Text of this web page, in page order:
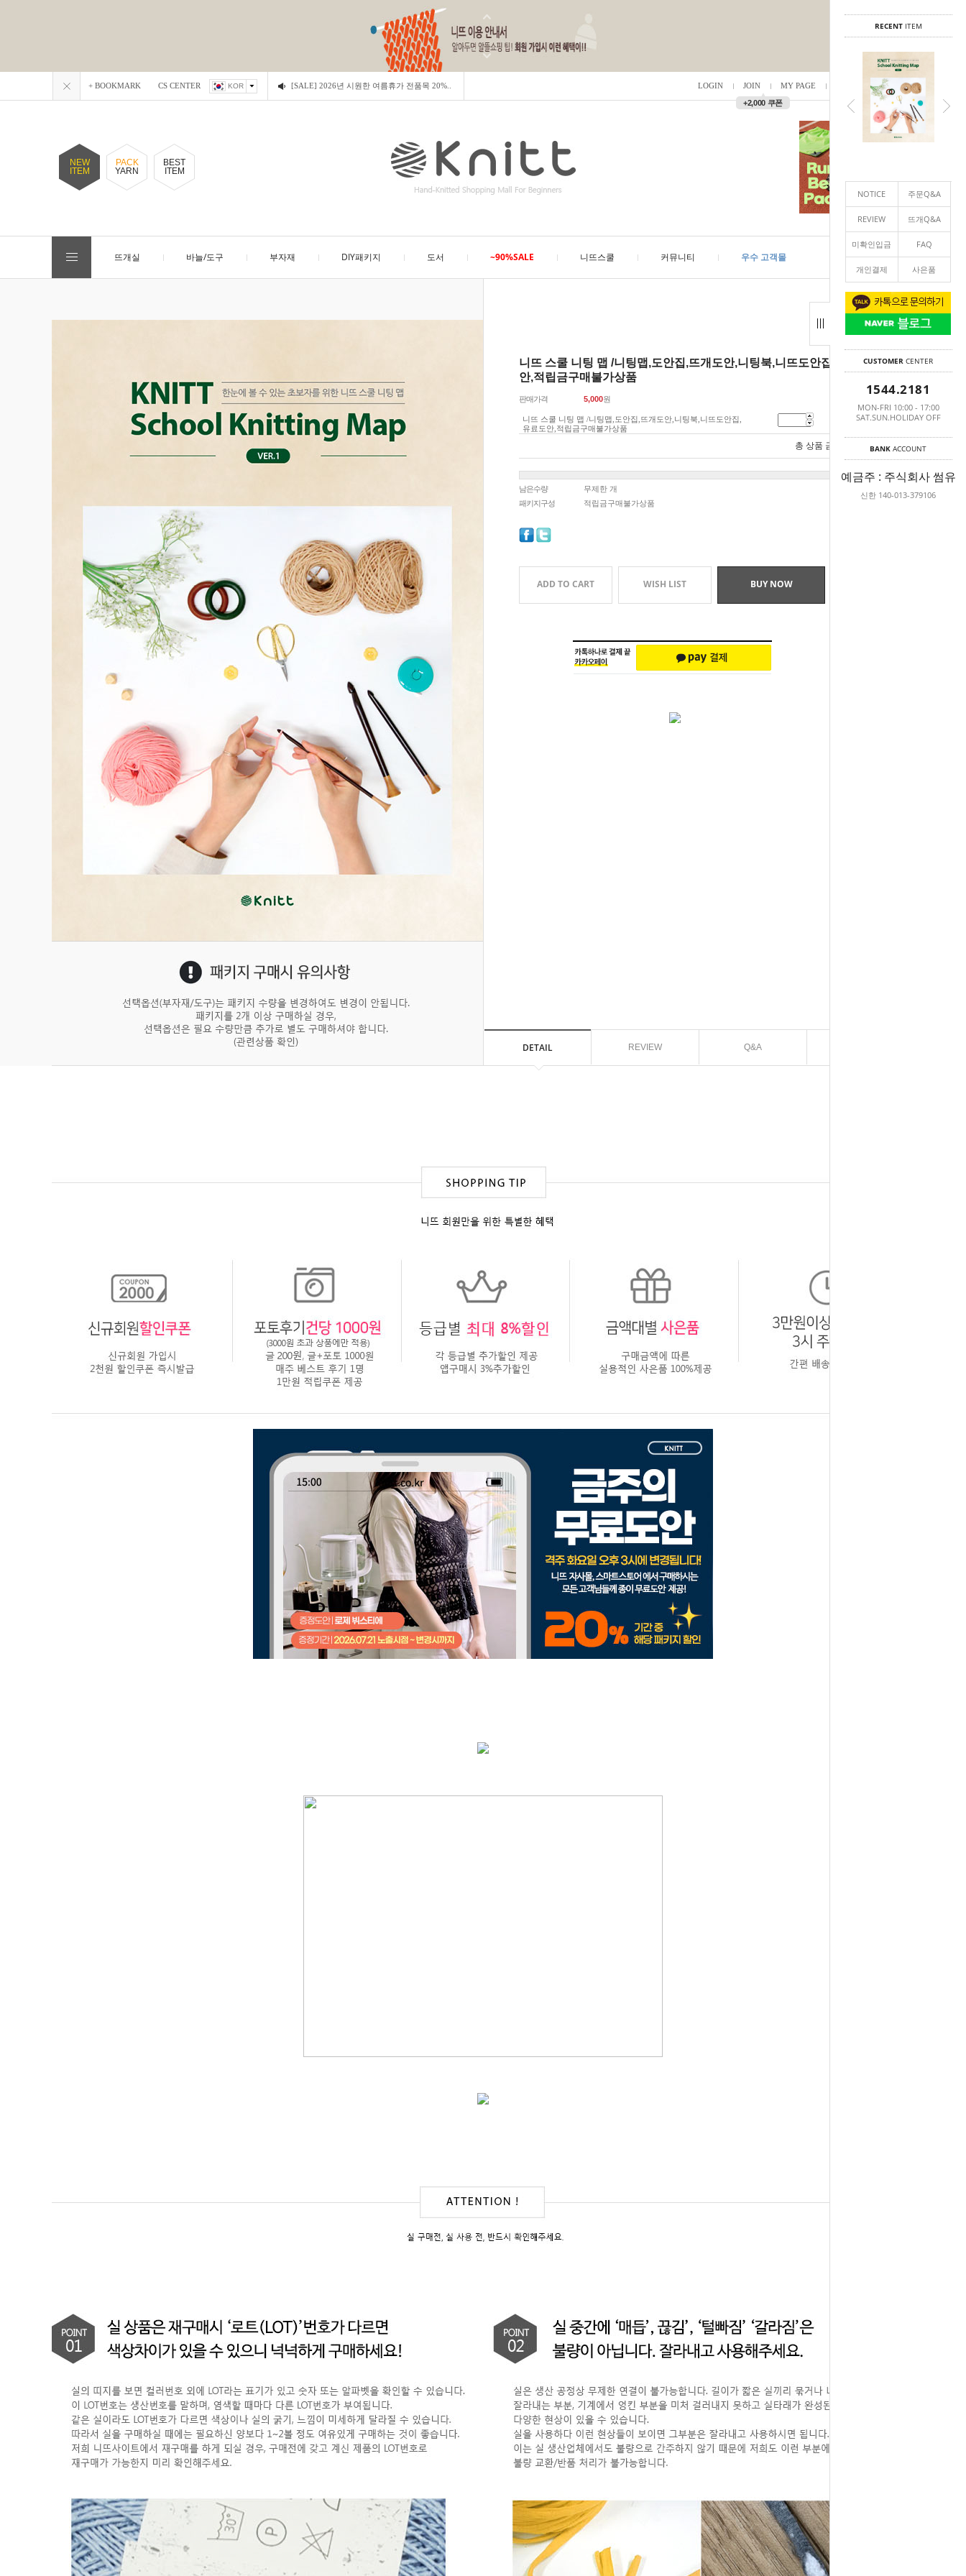
RECENTITEM
NOTICE 주문Q&A
REVIEW 뜨개Q&A
미확인입금 FAQ
개인결제 사은품
CUSTOMER CENTER
1544.2181
MON-FRI 10:00 - 17:00
SAT.SUN.HOLIDAY OFF
BANK ACCOUNT
예금주 : 주식회사 썸유
신한 140-013-379106
+ BOOKMARK CS CENTER KOR [SALE] 2026년 시원한 여름휴가 전품목 20%.. LOGIN JOIN
▲
+2,000 쿠폰
MY PAGE 0
NEW
ITEM
PACK
YARN
BEST
ITEM
뜨개실 바늘/도구 부자재 DIY패키지 도서 ~90%SALE 니뜨스쿨 커뮤니티 우수 고객몰
니뜨 스쿨 니팅 맵 /니팅맵,도안집,뜨개도안,니팅북,니뜨도안집,유료도
안,적립금구매불가상품
판매가격 5,000원
니뜨 스쿨 니팅 맵 /니팅맵,도안집,뜨개도안,니팅북,니뜨도안집,
유료도안,적립금구매불가상품
원
총 상품 금액 원
남은수량
무제한 개
패키지구성
적립금구매불가상품
ADD TO CART WISH LIST BUY NOW
DETAIL REVIEW Q&A